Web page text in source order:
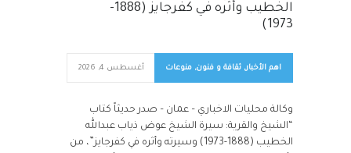
الخطيب وأثره في كفرجايز (1888-
1973)
اهم الأخبار, ثقافة و فنون, منوعات أغسطس 4, 2026
وكالة محليات الاخباري – عمان – صدر حديثاً كتاب
“الشيخ والقرية: سيرة الشيخ عوض ذياب عبدالله
الخطيب (1888-1973) وسيرته وأثره في كفرجايز”، من